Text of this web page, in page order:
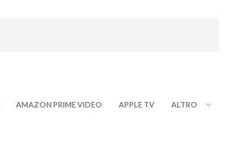
AMAZON PRIME VIDEO APPLE TV ALTRO